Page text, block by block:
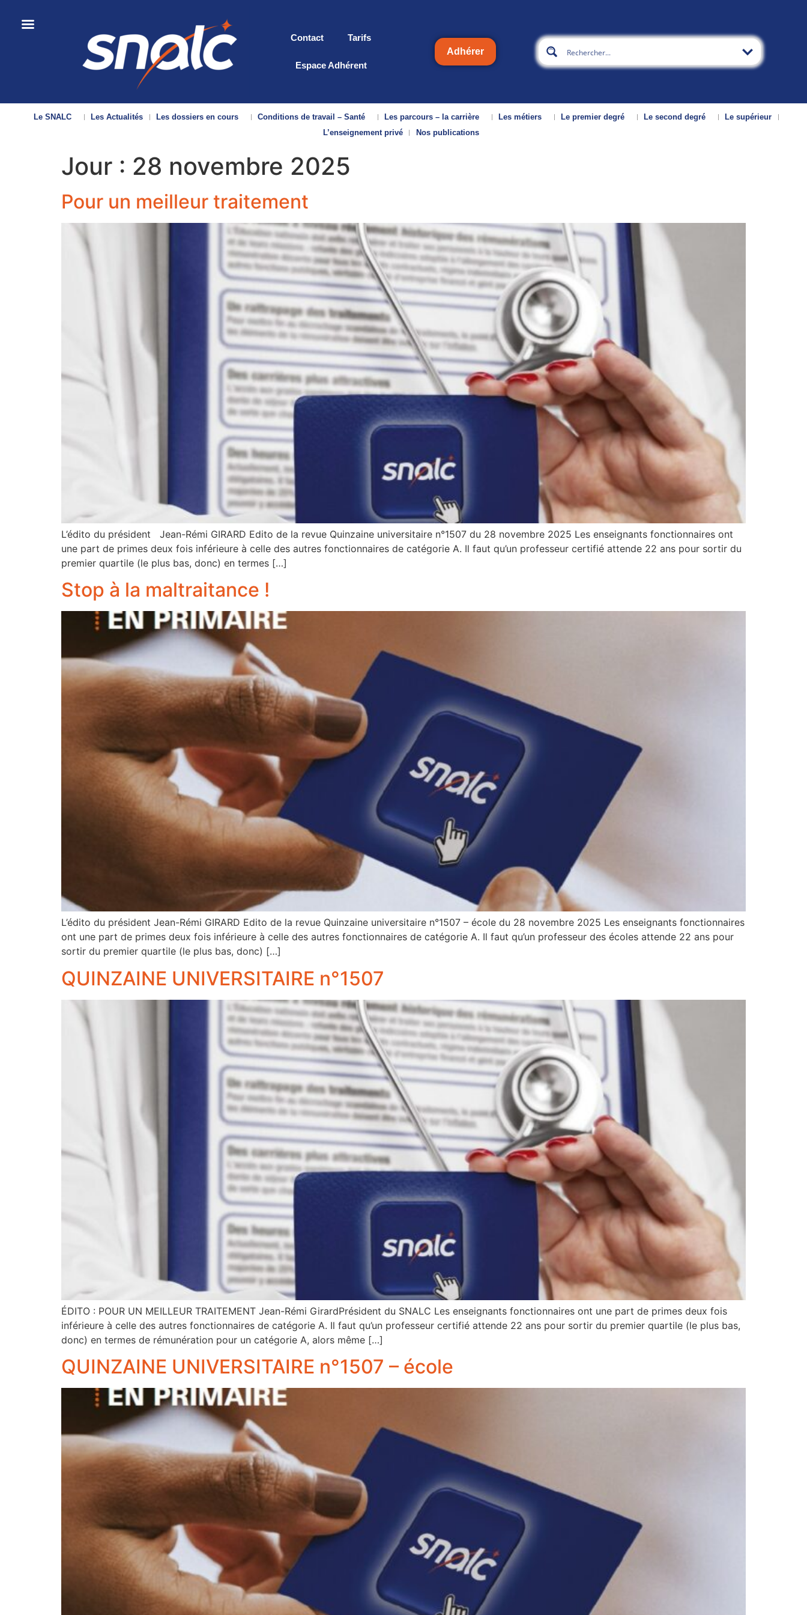
Contact Tarifs
Espace Adhérent
Adhérer
Le SNALC Les Actualités Les dossiers en cours Conditions de travail – Santé Les parcours – la carrière Les métiers Le premier degré Le second degré
Le supérieur
L’enseignement privé
Nos publications
Jour : 28 novembre 2025
Pour un meilleur traitement
L’édito du président Jean-Rémi GIRARD Edito de la revue Quinzaine universitaire n°1507 du 28 novembre 2025 Les enseignants fonctionnaires ont
une part de primes deux fois inférieure à celle des autres fonctionnaires de catégorie A. Il faut qu’un professeur certifié attende 22 ans pour sortir du
premier quartile (le plus bas, donc) en termes […]
Stop à la maltraitance !
L’édito du président Jean-Rémi GIRARD Edito de la revue Quinzaine universitaire n°1507 – école du 28 novembre 2025 Les enseignants fonctionnaires
ont une part de primes deux fois inférieure à celle des autres fonctionnaires de catégorie A. Il faut qu’un professeur des écoles attende 22 ans pour
sortir du premier quartile (le plus bas, donc) […]
QUINZAINE UNIVERSITAIRE n°1507
ÉDITO : POUR UN MEILLEUR TRAITEMENT Jean-Rémi GirardPrésident du SNALC Les enseignants fonctionnaires ont une part de primes deux fois
inférieure à celle des autres fonctionnaires de catégorie A. Il faut qu’un professeur certifié attende 22 ans pour sortir du premier quartile (le plus bas,
donc) en termes de rémunération pour un catégorie A, alors même […]
QUINZAINE UNIVERSITAIRE n°1507 – école